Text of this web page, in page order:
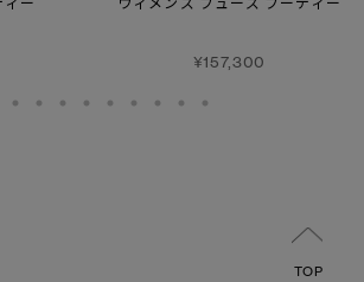
ィー ウィメンズ フューズ フーディー
¥157,300
TOP